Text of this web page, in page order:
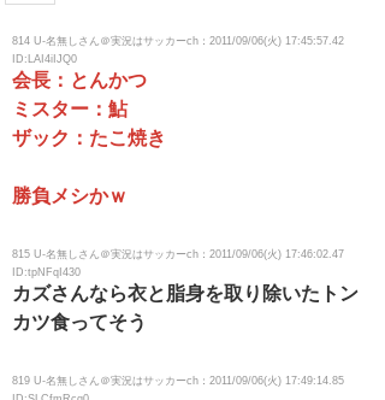
814 U-名無しさん＠実況はサッカーch：2011/09/06(火) 17:45:57.42
ID:LAI4iIJQ0
会長：とんかつ
ミスター：鮎
ザック：たこ焼き
勝負メシかｗ
815 U-名無しさん＠実況はサッカーch：2011/09/06(火) 17:46:02.47
ID:tpNFqI430
カズさんなら衣と脂身を取り除いたトン
カツ食ってそう
819 U-名無しさん＠実況はサッカーch：2011/09/06(火) 17:49:14.85